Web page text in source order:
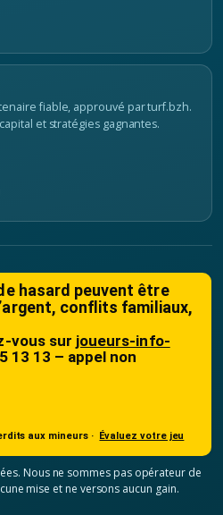
fiable, approuvé par turf.bzh.
et stratégies gagnantes.
hasard peuvent être
conflits familiaux,
vous sur joueurs-info-
13 13 – appel non
aux mineurs · Évaluez votre jeu
Nous ne sommes pas opérateur de
mise et ne versons aucun gain.